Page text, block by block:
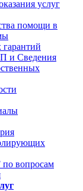
услуг
помощи в
гарантий
и Сведения
по вопросам